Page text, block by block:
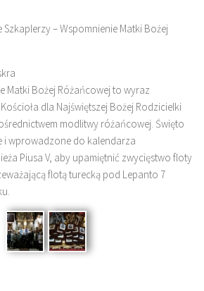
Szkaplerzy – Wspomnienie Matki Bożej
Matki Bożej Różańcowej to wyraz
dla Najświętszej Bożej Rodzicielki
modlitwy różańcowej. Święto
i wprowadzone do kalendarza
Piusa V, aby upamiętnić zwycięstwo floty
flotą turecką pod Lepanto 7